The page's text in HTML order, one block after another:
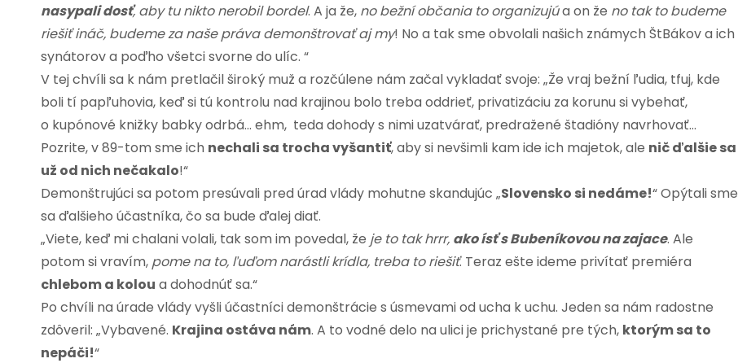
nasypali dosť, aby tu nikto nerobil bordel. A ja že, no bežní občania to organizujúa on že no tak to budeme
riešiť ináč, budeme za naše práva demonštrovať aj my! No a tak sme obvolali našich známych ŠtBákov a ich
synátorov a poďho všetci svorne do ulíc. “
V tej chvíli sa k nám pretlačil široký muž a rozčúlene nám začal vykladať svoje: „Že vraj bežní ľudia, tfuj, kde
boli tí papľuhovia, keď si tú kontrolu nad krajinou bolo treba oddrieť, privatizáciu za korunu si vybehať,
o kupónové knižky babky odrbá… ehm, teda dohody s nimi uzatvárať, predražené štadióny navrhovať…
Pozrite, v 89-tom sme ich nechali sa trocha vyšantiť, aby si nevšimli kam ide ich majetok, ale nič ďalšie sa
už od nich nečakalo!“
Demonštrujúci sa potom presúvali pred úrad vlády mohutne skandujúc „Slovensko si nedáme!“ Opýtali sme
sa ďalšieho účastníka, čo sa bude ďalej diať.
„Viete, keď mi chalani volali, tak som im povedal, že je to tak hrrr, ako ísť s Bubeníkovou na zajace. Ale
potom si vravím, pome na to, ľuďom narástli krídla, treba to riešiť. Teraz ešte ideme privítať premiéra
chlebom a kolou a dohodnúť sa.“
Po chvíli na úrade vlády vyšli účastníci demonštrácie s úsmevami od ucha k uchu. Jeden sa nám radostne
zdôveril: „Vybavené. Krajina ostáva nám. A to vodné delo na ulici je prichystané pre tých, ktorým sa to
nepáči!“